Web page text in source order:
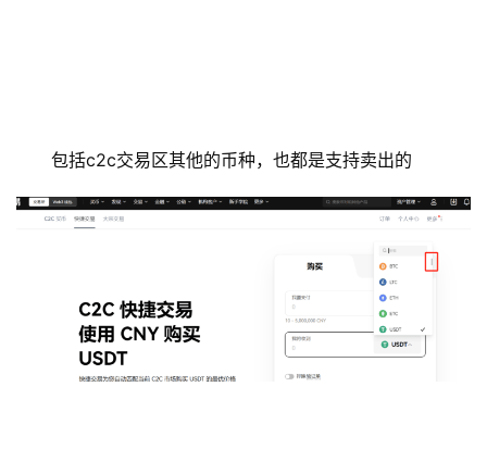
包括c2c交易区其他的币种，也都是支持卖出的